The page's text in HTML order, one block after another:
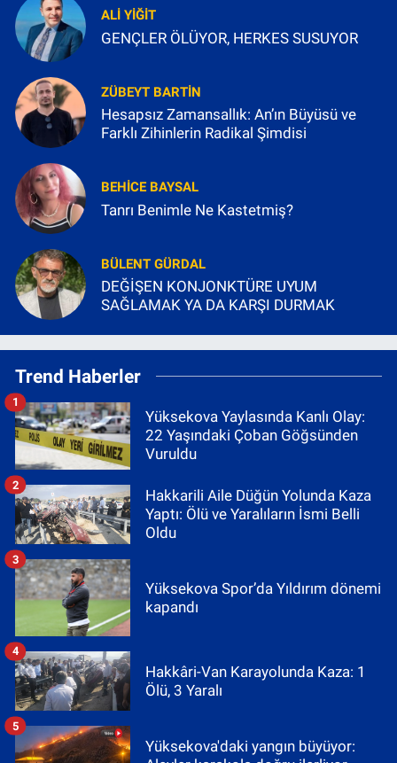
ALI YIĞIT
GENÇLER ÖLÜYOR, HERKES SUSUYOR
ZÜBEYT BARTIN
Hesapsız Zamansallık: An’ın Büyüsü ve
Farklı Zihinlerin Radikal Şimdisi
BEHICE BAYSAL
Tanrı Benimle Ne Kastetmiş?
BÜLENT GÜRDAL
DEĞİŞEN KONJONKTÜRE UYUM
SAĞLAMAK YA DA KARŞI DURMAK
Trend Haberler
Yüksekova Yaylasında Kanlı Olay:
22 Yaşındaki Çoban Göğsünden
Vuruldu
1
Hakkarili Aile Düğün Yolunda Kaza
Yaptı: Ölü ve Yaralıların İsmi Belli
Oldu
2
Yüksekova Spor’da Yıldırım dönemi
kapandı
3
Hakkâri-Van Karayolunda Kaza: 1
Ölü, 3 Yaralı
4
Yüksekova'daki yangın büyüyor:
5